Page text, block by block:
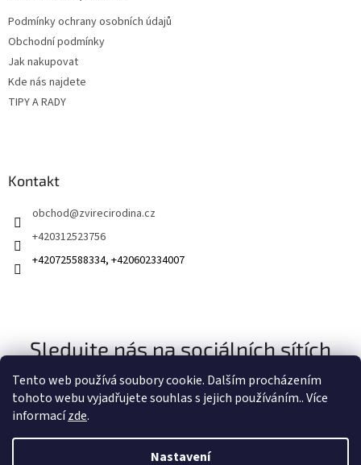
Tento web používá soubory cookie. Dalším procházením
tohoto webu vyjadřujete souhlas s jejich používáním.. Více
informacízde.
Nastavení
Podmínky ochrany osobních údajů
Obchodní podmínky
Jak nakupovat
Kde nás najdete
TIPY A RADY
Kontakt
obchod@zvirecirodina.cz
+420312523756
+420725588334, +420602334007
Sledujte nás na sociálních sítích
Vytvořil Shoptet